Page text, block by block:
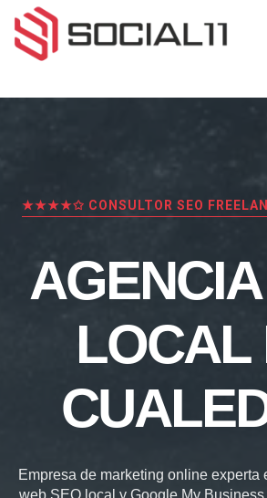
★★★★✩ CONSULTOR SEO
LOCAL
Empresa de marketing online experta